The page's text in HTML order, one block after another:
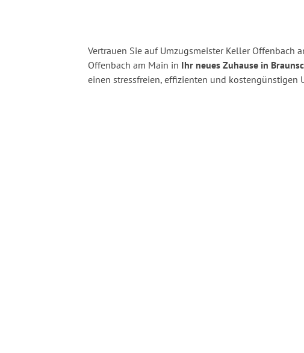
Vertrauen Sie auf Umzugsmeister Keller Offenbach
Offenbach am Main in Ihr neues Zuhause in
einen stressfreien, effizienten und kostengünstigen